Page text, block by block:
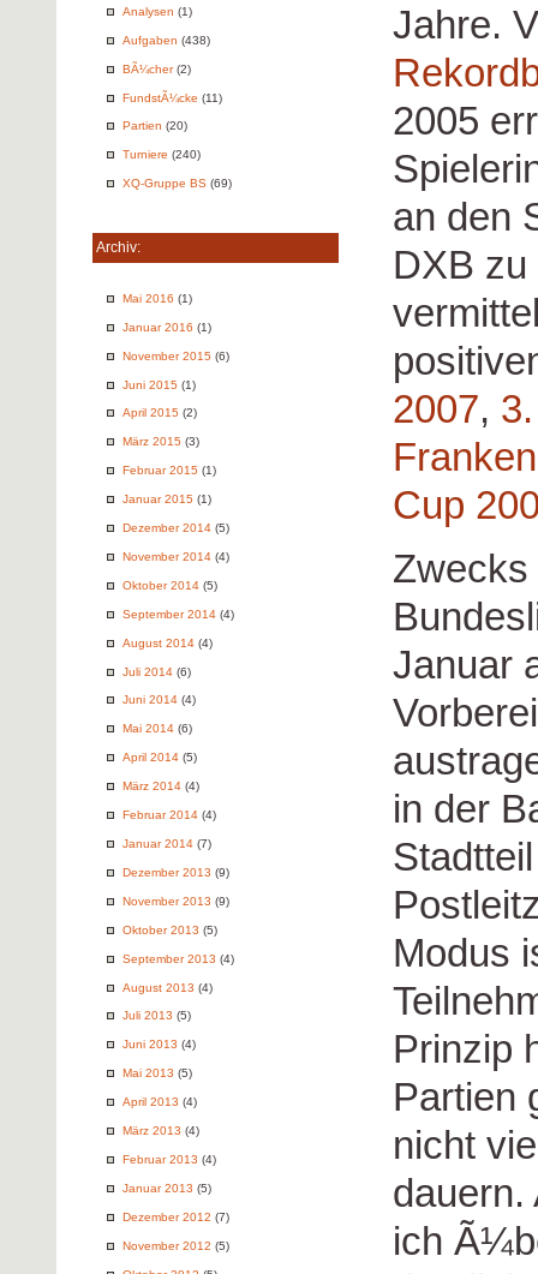
Analysen (1)
Aufgaben (438)
BÃ¼cher(2)
FundstÃ¼cke (11)
Partien (20)
Turniere (240)
XQ-Gruppe BS (69)
Archiv:
Mai 2016 (1)
Januar 2016 (1)
November 2015 (6)
Juni 2015 (1)
April 2015 (2)
März 2015 (3)
Februar 2015 (1)
Januar 2015 (1)
Dezember 2014 (5)
November 2014 (4)
Oktober 2014 (5)
September 2014 (4)
August 2014 (4)
Juli 2014 (6)
Juni 2014 (4)
Mai 2014 (6)
April 2014 (5)
März 2014 (4)
Februar 2014 (4)
Januar 2014 (7)
Dezember 2013 (9)
November 2013 (9)
Oktober 2013 (5)
September 2013 (4)
August 2013 (4)
Juli 2013 (5)
Juni 2013 (4)
Mai 2013 (5)
April 2013 (4)
März 2013 (4)
Februar 2013 (4)
Januar 2013 (5)
Dezember 2012 (7)
November 2012 (5)
Jahre.
2005
an den
DXB zu
2007,
Cup
Zwecks
Januar
in der
Modus
Prinzip
Partien
nicht
dauern.
ich